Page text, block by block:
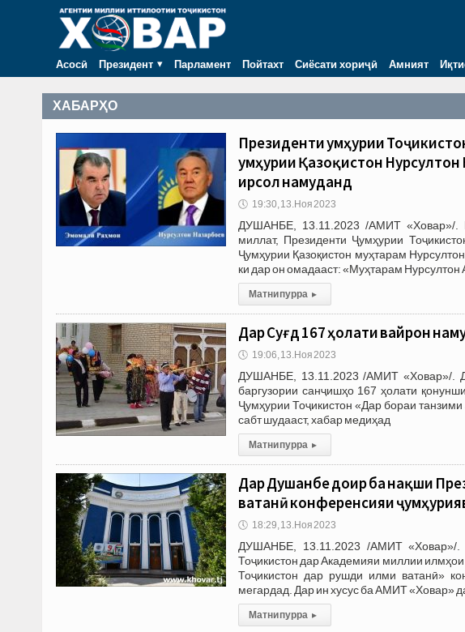
Асосӣ Президент Парламент Пойтахт Сиёсати хориҷӣ Амният
ХАБАРҲО
Президенти Ҷумҳурии
Ҷумҳурии Қазоқистон
ирсол намуданд
🕔 19:30, 13.Ноя 2023
ДУШАНБЕ, 13.11.2023 /АМИТ «Ховар»/.
миллат, Президенти Ҷумҳурии
Ҷумҳурии Қазоқистон муҳтарам
ки дар он омадааст: «Муҳтарам
Матни пурра ▸
Дар Суғд 167 ҳолати вайрон
🕔 19:06, 13.Ноя 2023
ДУШАНБЕ, 13.11.2023 /АМИТ «Ховар»/.
баргузории санҷишҳо 167 ҳолати
Ҷумҳурии Тоҷикистон «Дар бораи
сабт шудааст, хабар медиҳад
Матни пурра ▸
Дар Душанбе доир ба нақши
ватанӣ конференсияи
🕔 18:29, 13.Ноя 2023
ДУШАНБЕ, 13.11.2023 /АМИТ «Ховар»/.
Тоҷикистон дар Академияи миллии
Тоҷикистон дар рушди илми ватанӣ»
мегардад. Дар ин хусус ба АМИТ «Ховар»
Матни пурра ▸